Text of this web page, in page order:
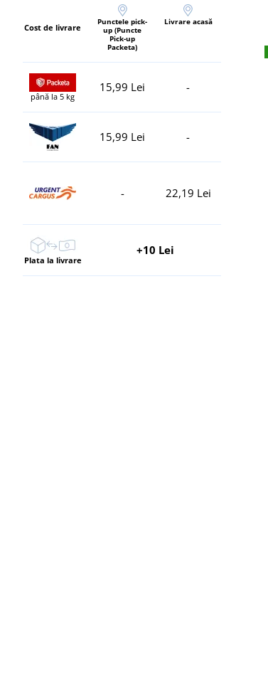
Cost de livrare
Punctele pick-
up (Puncte
Pick-up
Packeta)
Livrare acasă
până la 5 kg
15,99 Lei -
15,99 Lei -
- 22,19 Lei
Plata la livrare
+10 Lei